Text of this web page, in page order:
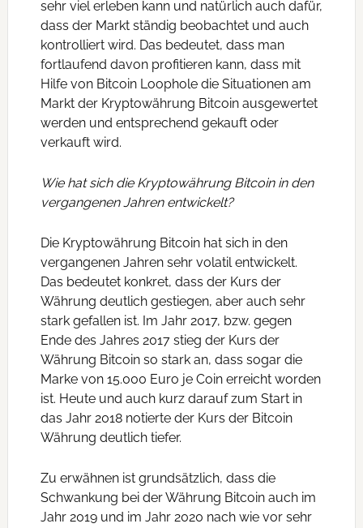
sehr viel erleben kann und natürlich auch dafür,
dass der Markt ständig beobachtet und auch
kontrolliert wird. Das bedeutet, dass man
fortlaufend davon profitieren kann, dass mit
Hilfe von Bitcoin Loophole die Situationen am
Markt der Kryptowährung Bitcoin ausgewertet
werden und entsprechend gekauft oder
verkauft wird.
Wie hat sich die Kryptowährung Bitcoin in den
vergangenen Jahren entwickelt?
Die Kryptowährung Bitcoin hat sich in den
vergangenen Jahren sehr volatil entwickelt.
Das bedeutet konkret, dass der Kurs der
Währung deutlich gestiegen, aber auch sehr
stark gefallen ist. Im Jahr 2017, bzw. gegen
Ende des Jahres 2017 stieg der Kurs der
Währung Bitcoin so stark an, dass sogar die
Marke von 15.000 Euro je Coin erreicht worden
ist. Heute und auch kurz darauf zum Start in
das Jahr 2018 notierte der Kurs der Bitcoin
Währung deutlich tiefer.
Zu erwähnen ist grundsätzlich, dass die
Schwankung bei der Währung Bitcoin auch im
Jahr 2019 und im Jahr 2020 nach wie vor sehr